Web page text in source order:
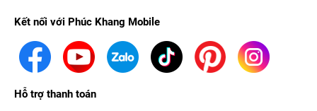
Kết nối với Phúc Khang Mobile
Hỗ trợ thanh toán